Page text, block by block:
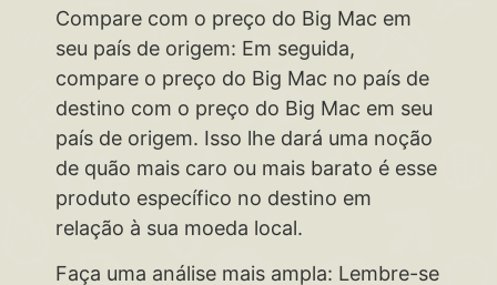
Compare com o preço do Big Mac em
seu país de origem: Em seguida,
compare o preço do Big Mac no país de
destino com o preço do Big Mac em seu
país de origem. Isso lhe dará uma noção
de quão mais caro ou mais barato é esse
produto específico no destino em
relação à sua moeda local.
Faça uma análise mais ampla: Lembre-se